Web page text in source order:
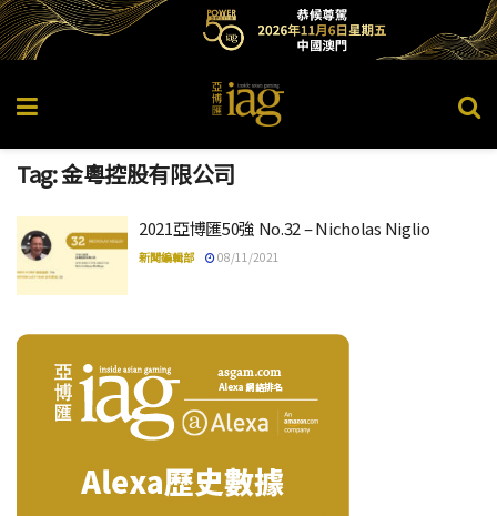
Tag:金粵控股有限公司
2021亞博匯50強 No.32 – Nicholas Niglio
新聞編輯部 08/11/2021